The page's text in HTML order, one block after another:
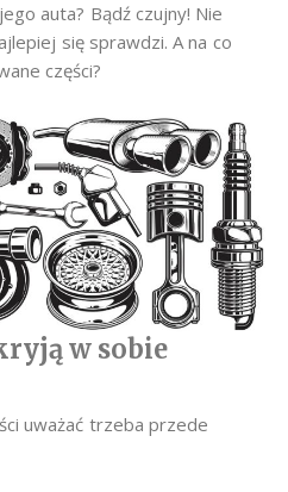
auta? Bądź czujny! Nie
się sprawdzi. A na co
części?
w sobie
uważać trzeba przede